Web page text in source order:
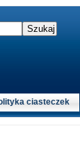
ciasteczek